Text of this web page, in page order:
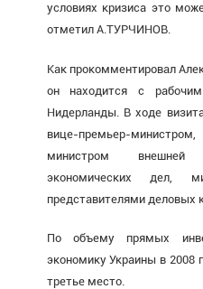
условиях кризиса это
отметил А.ТУРЧИНОВ.
Как прокомментировал
он находится с
Нидерланды. В ходе
вице-премьер-
министром внешней
экономических дел,
представителями деловых
По объему прямых
экономику Украины в 2008
третье место.